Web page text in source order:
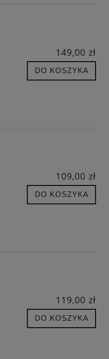
149,00 zł
DO KOSZYKA
109,00 zł
DO KOSZYKA
119,00 zł
DO KOSZYKA